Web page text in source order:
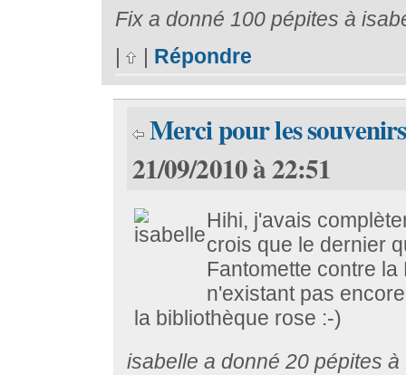
Fix a donné 100 pépites à
|
| Répondre
Merci pour les souvenirs
21/09/2010 à 22:51
Hihi, j'avais
crois que le dernier
Fantomette contre
n'existant pas
la bibliothèque rose :-)
isabelle a donné 20 pépites à